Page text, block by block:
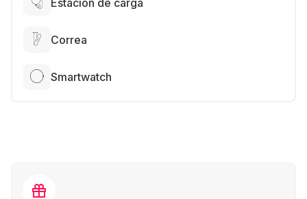
Estación de carga
Correa
Smartwatch